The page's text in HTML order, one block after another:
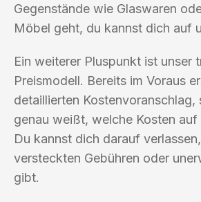
Gegenstände wie Glaswaren
Möbel geht, du kannst dich auf
Ein weiterer Pluspunkt ist unser
Preismodell. Bereits im Voraus
detaillierten Kostenvoranschlag,
genau weißt, welche Kosten auf
Du kannst dich darauf
versteckten Gebühren oder
gibt.